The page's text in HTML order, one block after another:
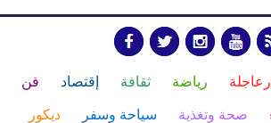
رياضة ثقافة إقتصاد فن
صحة وتغذية سياحة وسفر ديكور